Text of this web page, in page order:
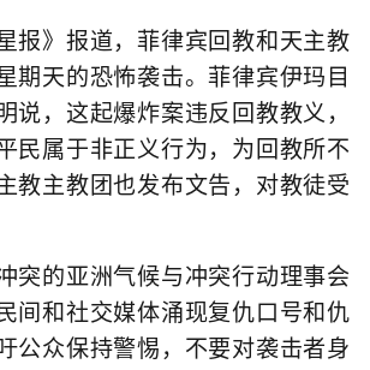
报》报道，菲律宾回教和天主教
期天的恐怖袭击。菲律宾伊玛目
说，这起爆炸案违反回教教义，
民属于非正义行为，为回教所不
教主教团也发布文告，对教徒受
突的亚洲气候与冲突行动理事会
间和社交媒体涌现复仇口号和仇
公众保持警惕，不要对袭击者身